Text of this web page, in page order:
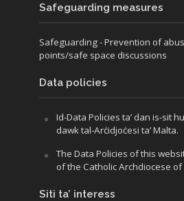
Safeguarding measures
Safeguarding- Prevention of
points/safe space discussions
Data policies
Id-Data Policies ta’ dan is-sit
dawk tal-Arċidjoċesi ta’ Malta.
The Data Policies of this
of the Catholic Archdiocese of
Siti ta’ interess